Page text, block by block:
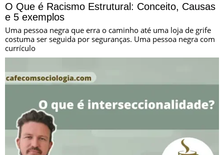
O Que é Racismo Estrutural: Conceito, Causas
e 5 exemplos
Uma pessoa negra que erra o caminho até uma loja de grife
costuma ser seguida por seguranças. Uma pessoa negra com
currículo